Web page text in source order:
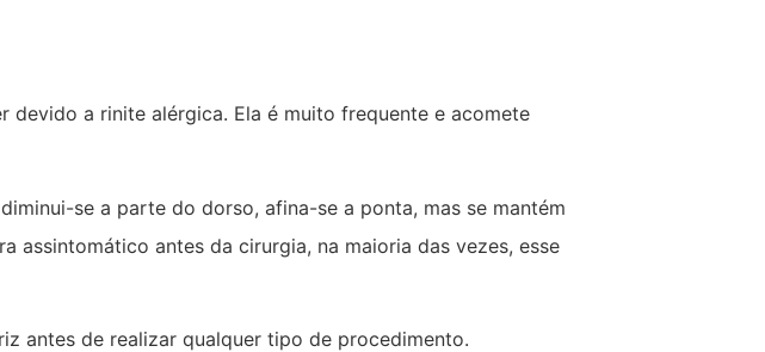
a rinite alérgica. Ela é muito frequente e acomete
se a parte do dorso, afina-se a ponta, mas se mantém
assintomático antes da cirurgia, na maioria das vezes, esse
antes de realizar qualquer tipo de procedimento.